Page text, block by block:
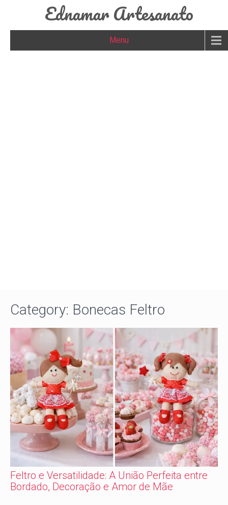
Ednamar Artesanato
Menu
Category: Bonecas Feltro
Feltro e Versatilidade: A União Perfeita entre
Bordado, Decoração e Amor de Mãe